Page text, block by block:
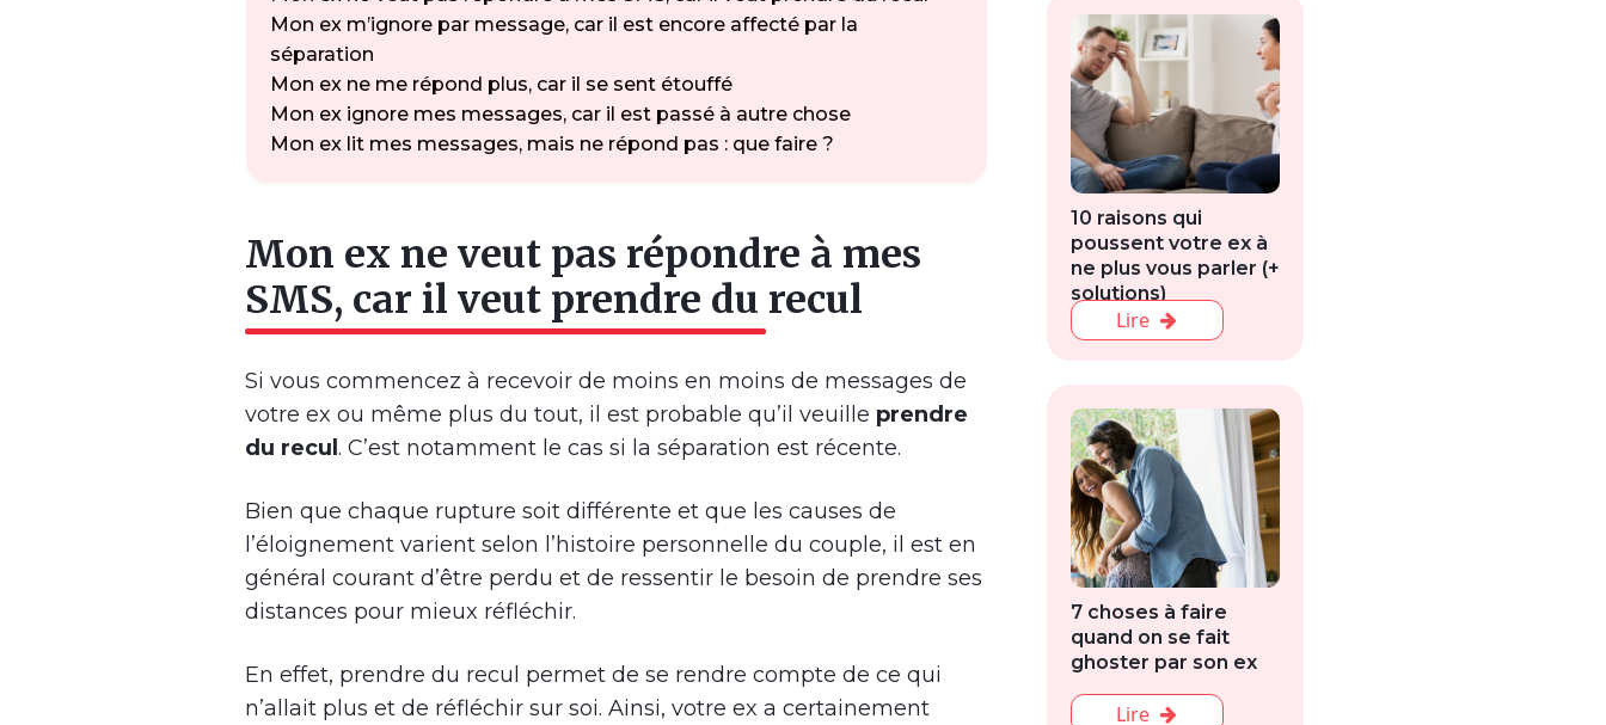
Mon ex m’ignore par message, car il est encore affecté par la
séparation
Mon ex ne me répond plus, car il se sent étouffé
Mon ex ignore mes messages, car il est passé à autre chose
Mon ex lit mes messages, mais ne répond pas : que faire ?
Mon ex ne veut pas répondre à mes
SMS, car il veut prendre du recul
Si vous commencez à recevoir de moins en moins de messages de
votre ex ou même plus du tout, il est probable qu’il veuille prendre
du recul . C’est notamment le cas si la séparation est récente.
Bien que chaque rupture soit différente et que les causes de
l’éloignement varient selon l’histoire personnelle du couple, il est en
général courant d’être perdu et de ressentir le besoin de prendre ses
distances pour mieux réfléchir.
En effet, prendre du recul permet de se rendre compte de ce qui
n’allait plus et de réfléchir sur soi. Ainsi, votre ex a certainement
10 raisons qui
poussent votre ex à
ne plus vous parler (+
solutions)
Lire
7 choses à faire
quand on se fait
ghoster par son ex
Lire